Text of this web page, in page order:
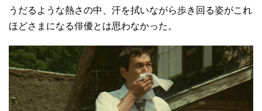
うだるような熱さの中、汗を拭いながら歩き回る姿がこれ
ほどさまになる俳優とは思わなかった。